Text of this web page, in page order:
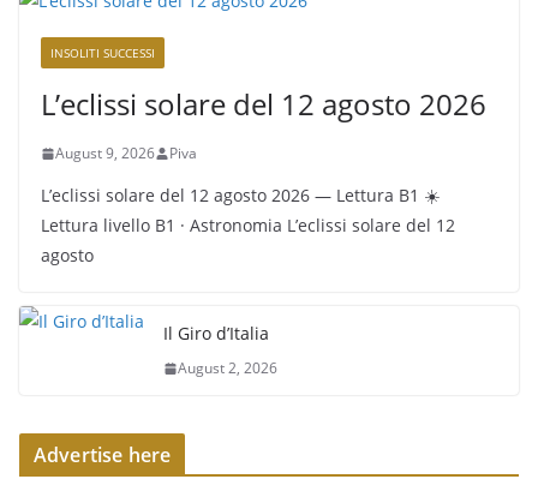
INSOLITI SUCCESSI
L’eclissi solare del 12 agosto 2026
August 9, 2026 Piva
L’eclissi solare del 12 agosto 2026 — Lettura B1 ☀️
Lettura livello B1 · Astronomia L’eclissi solare del 12
agosto
Il Giro d’Italia
August 2, 2026
Advertise here